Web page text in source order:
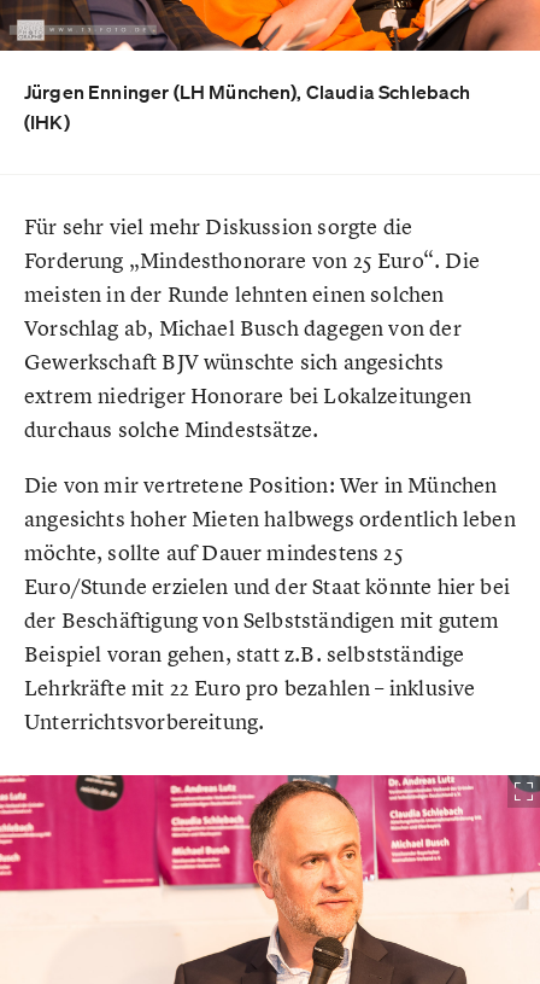
Jürgen Enninger (LH München), Claudia Schlebach
(IHK)
Für sehr viel mehr Diskussion sorgte die
Forderung „Mindesthonorare von 25 Euro“. Die
meisten in der Runde lehnten einen solchen
Vorschlag ab, Michael Busch dagegen von der
Gewerkschaft BJV wünschte sich angesichts
extrem niedriger Honorare bei Lokalzeitungen
durchaus solche Mindestsätze.
Die von mir vertretene Position: Wer in München
angesichts hoher Mieten halbwegs ordentlich leben
möchte, sollte auf Dauer mindestens 25
Euro/Stunde erzielen und der Staat könnte hier bei
der Beschäftigung von Selbstständigen mit gutem
Beispiel voran gehen, statt z.B. selbstständige
Lehrkräfte mit 22 Euro pro bezahlen – inklusive
Unterrichtsvorbereitung.